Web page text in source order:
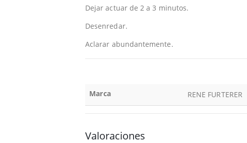
Dejar actuar de 2 a 3 minutos.
Desenredar.
Aclarar abundantemente.
Marca RENE FURTERER
Valoraciones